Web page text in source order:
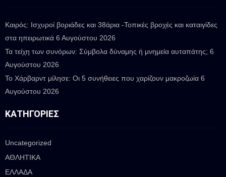
Καιρός: Ισχυροί βοριάδες και 38άρια -Τοπικές βροχές και καταιγίδες
στα ηπειρωτικά 6 Αυγούστου 2026
Τα τείχη των συνόρων: Σύμβολα δύναμης ή μνημεία αυταπάτης; 6
Αυγούστου 2026
Το Χάρβαρντ μίλησε: Οι 5 συνήθειες που χαρίζουν μακροζωία 6
Αυγούστου 2026
ΚΑΤΗΓΟΡΊΕΣ
Uncategorized
ΑΘΛΗΤΙΚΑ
ΕΛΛΑΔΑ